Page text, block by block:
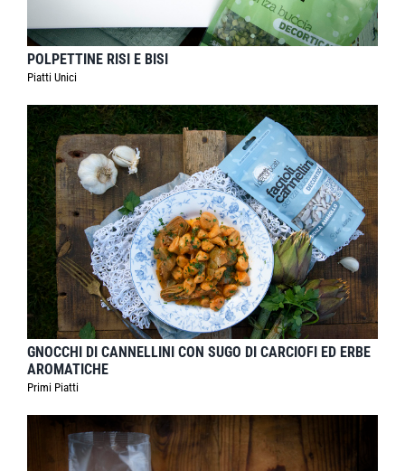
POLPETTINE RISI E BISI
Piatti Unici
GNOCCHI DI CANNELLINI CON SUGO DI CARCIOFI ED ERBE
AROMATICHE
Primi Piatti